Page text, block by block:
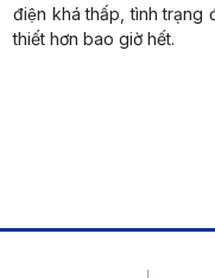
điện khá thấp, tình trạng
thiết hơn bao giờ hết.